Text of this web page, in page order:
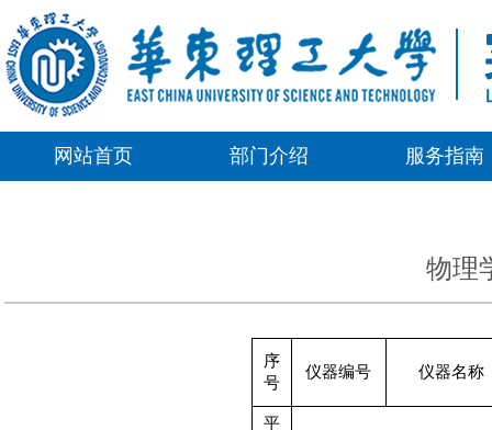
网站首页 部门介绍 服务指南
物理
序
号
仪器编号 仪器名称
平